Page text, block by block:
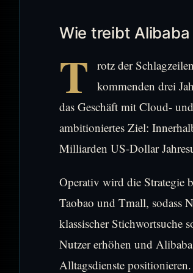
Wie treibt
T
rotz der
kommenden drei
das Geschäft mit Cloud-
ambitioniertes Ziel:
Milliarden US-Dollar
Operativ wird die Strategie
Taobao und Tmall, sodass
klassischer Stichwortsuche
Nutzer erhöhen und
Alltagsdienste